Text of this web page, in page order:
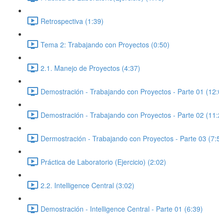
Retrospectiva (1:39)
Tema 2: Trabajando con Proyectos (0:50)
2.1. Manejo de Proyectos (4:37)
Demostración - Trabajando con Proyectos - Parte 01
Demostración - Trabajando con Proyectos - Parte 02
Dermostración - Trabajando con Proyectos - Parte 03
Práctica de Laboratorio (Ejercicio) (2:02)
2.2. Intelligence Central (3:02)
Demostración - Intelligence Central - Parte 01 (6:39)